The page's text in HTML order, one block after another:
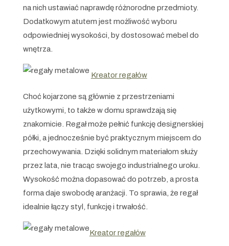
na nich ustawiać naprawdę różnorodne przedmioty.
Dodatkowym atutem jest możliwość wyboru
odpowiedniej wysokości, by dostosować mebel do
wnętrza.
Kreator regałów
Choć kojarzone są głównie z przestrzeniami
użytkowymi, to także w domu sprawdzają się
znakomicie. Regał może pełnić funkcję designerskiej
półki, a jednocześnie być praktycznym miejscem do
przechowywania. Dzięki solidnym materiałom służy
przez lata, nie tracąc swojego industrialnego uroku.
Wysokość można dopasować do potrzeb, a prosta
forma daje swobodę aranżacji. To sprawia, że regał
idealnie łączy styl, funkcję i trwałość.
Kreator regałów